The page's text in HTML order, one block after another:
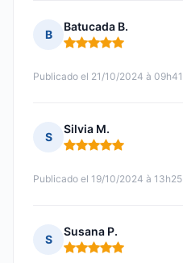
B
Batucada B.
Nota: 5 de 5
Publicado el 21/10/2024 à 09h41
S
Silvia M.
Nota: 5 de 5
Publicado el 19/10/2024 à 13h25
S
Susana P.
Nota: 5 de 5